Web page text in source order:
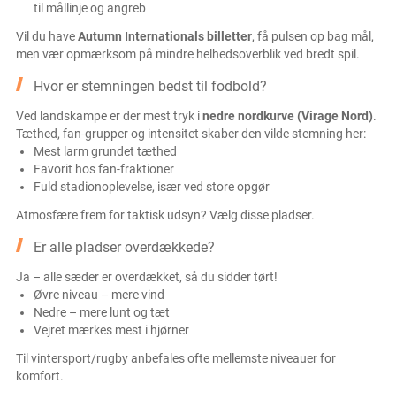
til mållinje og angreb
Vil du haveAutumn Internationals billetter, få pulsen op bag mål,
men vær opmærksom på mindre helhedsoverblik ved bredt spil.
Hvor er stemningen bedst til fodbold?
Ved landskampe er der mest tryk inedre nordkurve (Virage Nord).
Tæthed, fan-grupper og intensitet skaber den vilde stemning her:
Mest larm grundet tæthed
Favorit hos fan-fraktioner
Fuld stadionoplevelse, især ved store opgør
Atmosfære frem for taktisk udsyn? Vælg disse pladser.
Er alle pladser overdækkede?
Ja – alle sæder er overdækket, så du sidder tørt!
Øvre niveau – mere vind
Nedre – mere lunt og tæt
Vejret mærkes mest i hjørner
Til vintersport/rugby anbefales ofte mellemste niveauer for
komfort.